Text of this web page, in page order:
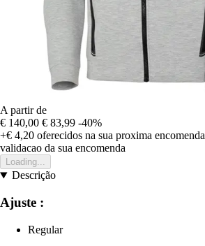
A partir de
€ 140,00 € 83,99 -40%
+€ 4,20 oferecidos na sua proxima encomenda
validacao da sua encomenda
Loading...
Descrição
Ajuste :
Regular